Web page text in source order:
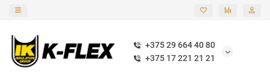
+375 29 664 40 80
+375 17 221 21 21